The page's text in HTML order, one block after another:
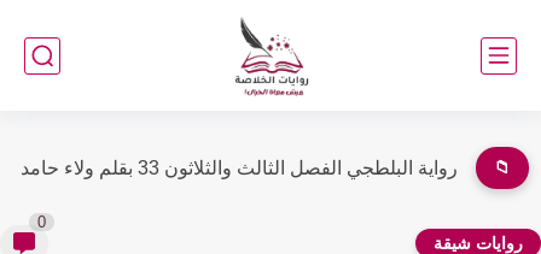
📁 رواية البلطجي الفصل الثالث والثلاثون 33 بقلم ولاء حامد
شيقة